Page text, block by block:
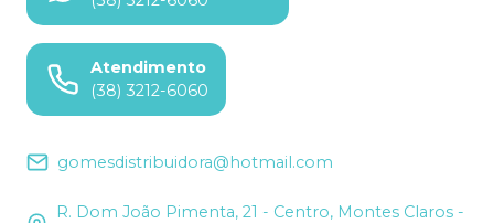
Atendimento
(38) 3212-6060
gomesdistribuidora@hotmail.com
R. Dom João Pimenta, 21 - Centro, Montes Claros -